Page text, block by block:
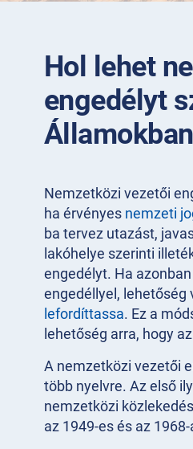
Hol lehet
engedélyt
Nemzetközi vezetői
ha érvényes nemzeti
ba tervez utazást,
lakóhelye szerinti
engedélyt. Ha
engedéllyel, lehetőség
lefordíttassa. Ez a
lehetőség arra, hogy
A nemzetközi vezetői
több nyelvre. Az első
nemzetközi
az 1949-es és az